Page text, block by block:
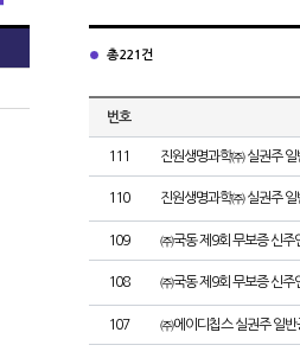
총 221건
번호
111 진원생명과학㈜ 실권주 일
110 진원생명과학㈜ 실권주
109 ㈜국동 제9회 무보증 신주
108 ㈜국동 제9회 무보증 신주
107 ㈜에이디칩스 실권주 일반